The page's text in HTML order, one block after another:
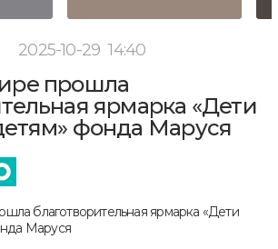
2025-10-29 14:40
прошла
ярмарка «Дети
фонда Маруся